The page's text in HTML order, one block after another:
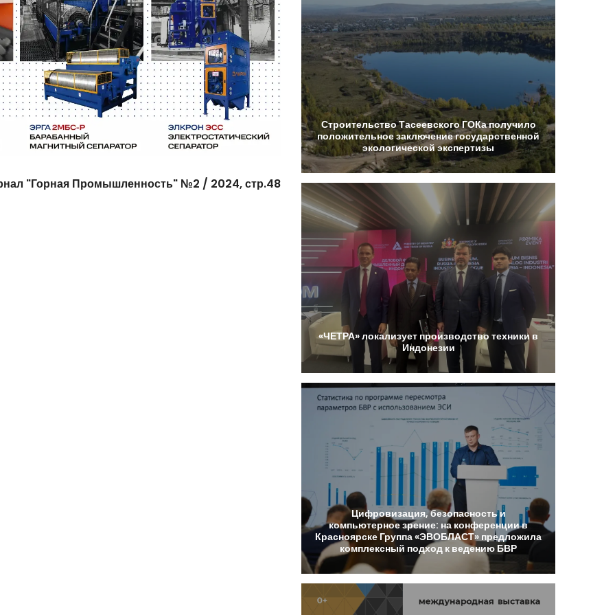
"Горная Промышленность" №2 / 2024,стр.48
СтроительствоТасеевскогоГОКаполучило
положительноезаключениегосударственной
экологическойэкспертизы
«ЧЕТРА»локализует производство техникив
Индонезии
Цифровизация,безопасностьи
компьютерноезрение: на конференциив
Красноярске Группа«ЭВОБЛАСТ» предложила
комплексный подход к ведению БВР